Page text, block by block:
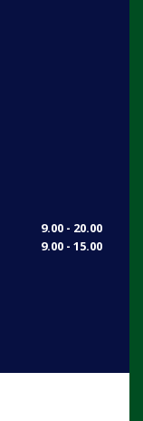
9.00 - 20.00
9.00 - 15.00